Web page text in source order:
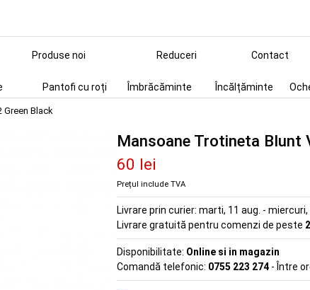
Produse noi Reduceri Contact
Pantofi cu roți Îmbrăcăminte Încălțăminte
Green Black
Mansoane Trotineta Blunt
60 lei
Prețul include TVA
Livrare prin curier: marti, 11 aug. - miercuri,
Livrare gratuită pentru comenzi de peste
Disponibilitate: Online si in magazin
Comandă telefonic: 0755 223 274 - Între